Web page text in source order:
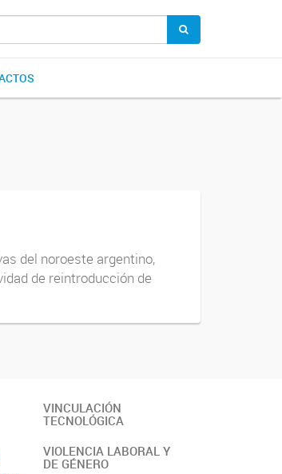
del noroeste argentino,
de reintroducción de
VINCULACIÓN
TECNOLÓGICA
VIOLENCIA LABORAL Y
DE GÉNERO